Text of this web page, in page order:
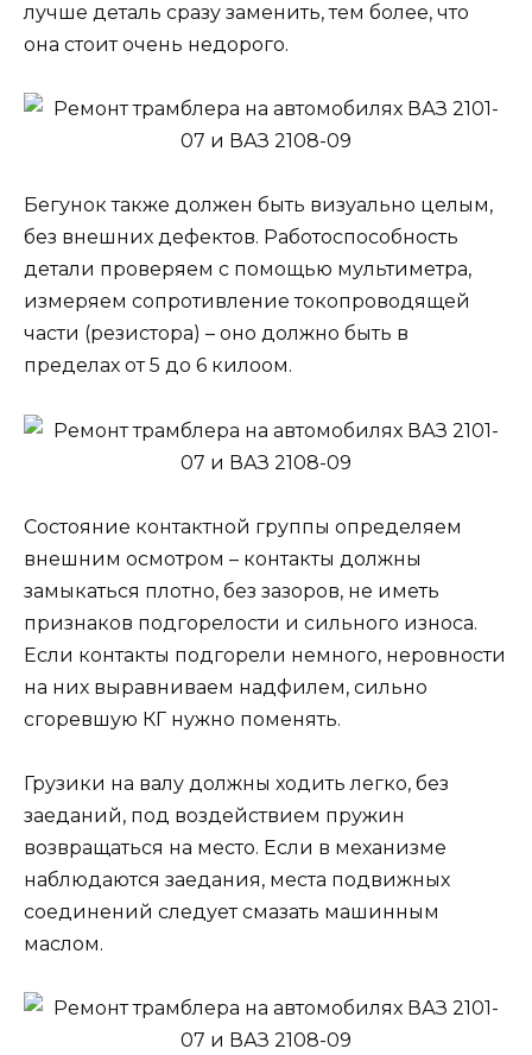
лучше деталь сразу заменить, тем более, что
она стоит очень недорого.
Бегунок также должен быть визуально целым,
без внешних дефектов. Работоспособность
детали проверяем с помощью мультиметра,
измеряем сопротивление токопроводящей
части (резистора) – оно должно быть в
пределах от 5 до 6 килоом.
Состояние контактной группы определяем
внешним осмотром – контакты должны
замыкаться плотно, без зазоров, не иметь
признаков подгорелости и сильного износа.
Если контакты подгорели немного, неровности
на них выравниваем надфилем, сильно
сгоревшую КГ нужно поменять.
Грузики на валу должны ходить легко, без
заеданий, под воздействием пружин
возвращаться на место. Если в механизме
наблюдаются заедания, места подвижных
соединений следует смазать машинным
маслом.